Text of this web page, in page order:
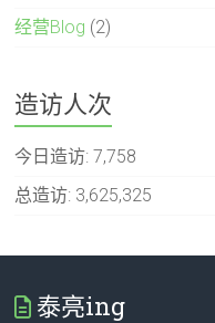
经营Blog (2)
造访人次
今日造访:7,758
总造访: 3,625,325
泰亮ing